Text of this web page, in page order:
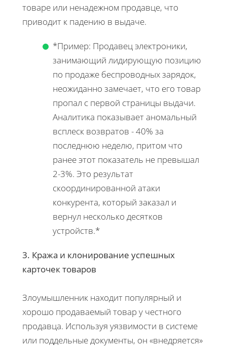
товаре или ненадежном продавце, что
приводит к падению в выдаче.
*Пример: Продавец электроники,
занимающий лидирующую позицию
по продаже беспроводных зарядок,
неожиданно замечает, что его товар
пропал с первой страницы выдачи.
Аналитика показывает аномальный
всплеск возвратов - 40% за
последнюю неделю, притом что
ранее этот показатель не превышал
2-3%. Это результат
скоординированной атаки
конкурента, который заказал и
вернул несколько десятков
устройств.*
3. Кража и клонирование успешных
карточек товаров
Злоумышленник находит популярный и
хорошо продаваемый товар у честного
продавца. Используя уязвимости в системе
или поддельные документы, он «внедряется»